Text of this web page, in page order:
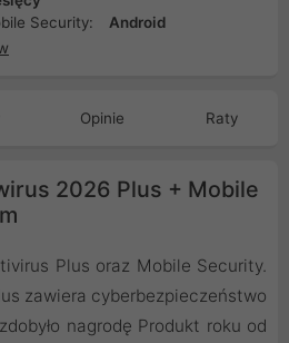
Security:
Android
Opinie Raty
2026 Plus + Mobile
Plus oraz Mobile Security.
zawiera cyberbezpieczeństwo
nagrodę Produkt roku od